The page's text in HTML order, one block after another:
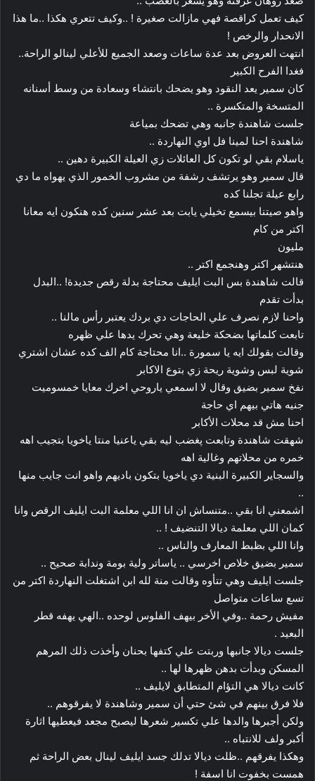
كيف تعمل كراقصة فهي مازالت صغيرة ! ..وكيف تتعري هكذا ..ما هذا
الانحدار والرخص !
انتهت العروض بعد عدة ساعات وصعد الجميع للأعلي لينالو الراحة..
فغدا الفرح الكبير
كان سمير يعد النقود وهو يضحك بانتشاء وسعادة من وسط أسنانه
المتسخة والمتكسرة ..
جلست شاهندة جانبه وهي تضحك بمياعة
شاهندة احنا لمينا فل اوي النهاردة ..
ياسلام بقي لو تكون كل العائلات زي العيلة الكبيرة دهين ..
قال سمير وهو يرتشف رشفة من مشروب الخمور الذي يهواه ما دي
رابع عيلة تجلنا كده
واهو صيتنا بيسمع تخيلي يابت بعد عشر سنين كده هنكون ايه معانا
اكتر من كام
مليون
هنتشهر اكتر وهنجمع اكتر ..
قالت شاهندة بس البت ايليف محتاجة بدلة رقص جديدة! ..البدل
بدأت تقدم
واحنا لازم نصرف علي الحاجات دي بردك يعتبر رأس مالنا ..
تابعت كلماتها بضحكة خليعة وهي تحرك يدها علي ظهره
وقالت بقولك ايه يا سمورة ..انا محتاجة كام الف كده عشان اشتري
شوية لبس وشوية ريحة زي بتوع الاكابر
نفخ سمير بضيق وقال لا اسمعي ياروحي اخرك معايا خمسوميت
جنيه هاتي بيهم اي حاجة
احنا مش قد محلات الأكابر
شهقت شاهندة وتابعت پغضب ليه بقي ياعنيا منتا ياخويا بتجيب اهه
خمره من محلاتهم وغالية اهه
والسجاير الكبيرة البنية دي ياخويا بتكون باديهم واهو انت جايب منها
..
اشمعني انا بقي ..متنساش ان انا اللي معلمة البت ايليف الرقص وانا
كمان اللي معلمة ديالا التنضيف ! ..
وانا اللي بظبط المعارف والناس ..
سمير بضيق خلاص اخرسي .. ياساتر ولية بومة وندابة صحيح ..
جلست ايليف وهي تتأوه وقالت منة لله ابن اشتغلت النهاردة اكتر من
تسع ساعات متواصل
مفيش رحمة ..وفي الأخر بيهف الفلوس لوحده ..الهي يهفه قطر
البعيد .
جلست ديالا جانبها وربتت علي كتفها بحنان وأخذت ذلك المرهم
المسكن وبدأت بدهن ظهرها لها ..
كانت ديالا هي التؤام المتطابق لايليف ..
فلا فرق بينهم في شئ حتي أن سمير وشاهندة لا يفرقوهم ..
ولكن أجبرها والدها علي تكسير شعرها ليصبح مجعد فيعطيها اثارة
أكبر ولف للانتباه ..
وهكذا يفرقهم ..ظلت ديالا تدلك جسد ايليف لينال بعض الراحة ثم
همست بخفوت انا اسفة !